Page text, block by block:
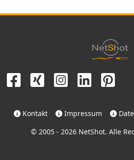
Kontakt Impressum
© 2005 - 2026 NetShot. Alle